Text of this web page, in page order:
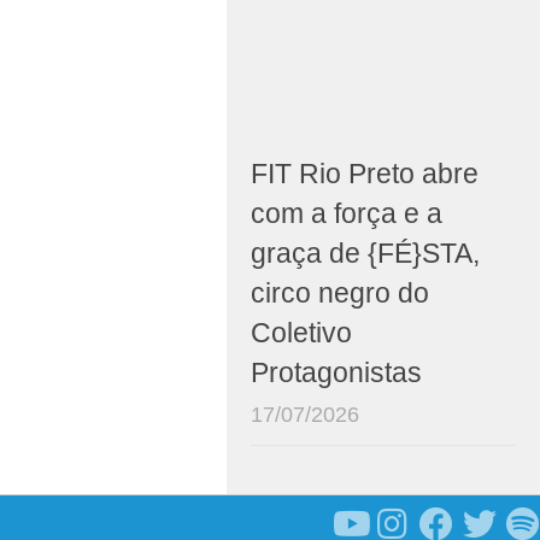
FIT Rio Preto abre
com a força e a
graça de {FÉ}STA,
circo negro do
Coletivo
Protagonistas
17/07/2026